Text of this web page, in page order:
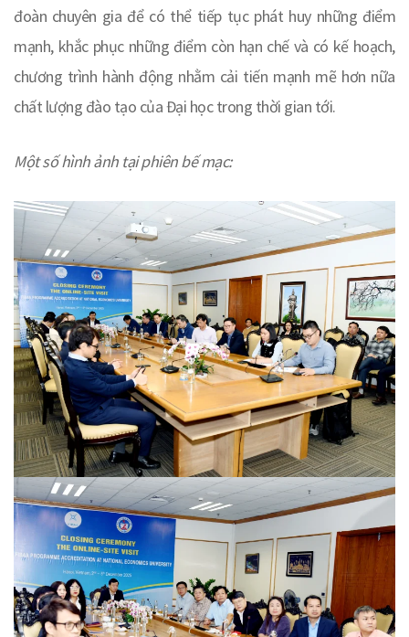
đoàn chuyên gia để có thể tiếp tục phát huy những điểm
mạnh, khắc phục những điểm còn hạn chế và có kế hoạch,
chương trình hành động nhằm cải tiến mạnh mẽ hơn nữa
chất lượng đào tạo của Đại học trong thời gian tới.
Một số hình ảnh tại phiên bế mạc: